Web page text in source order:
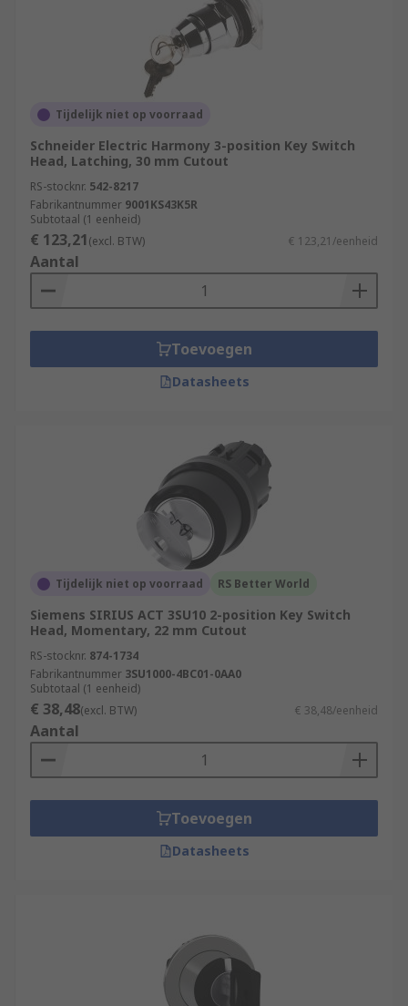
Tijdelijk niet op voorraad
Schneider Electric Harmony 3-position Key Switch
Head, Latching, 30 mm Cutout
RS-stocknr. 542-8217
Fabrikantnummer 9001KS43K5R
Subtotaal (1 eenheid)
€ 123,21(excl. BTW) € 123,21/eenheid
Aantal
Toevoegen
Datasheets
Tijdelijk niet op voorraad RS Better World
Siemens SIRIUS ACT 3SU10 2-position Key Switch
Head, Momentary, 22 mm Cutout
RS-stocknr. 874-1734
Fabrikantnummer 3SU1000-4BC01-0AA0
Subtotaal (1 eenheid)
€ 38,48(excl. BTW) € 38,48/eenheid
Aantal
Toevoegen
Datasheets